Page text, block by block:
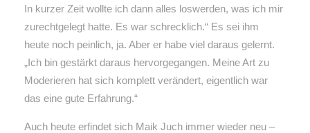
In kurzer Zeit wollte ich dann alles loswerden, was ich mir
zurechtgelegt hatte. Es war schrecklich.“ Es sei ihm
heute noch peinlich, ja. Aber er habe viel daraus gelernt.
„Ich bin gestärkt daraus hervorgegangen. Meine Art zu
Moderieren hat sich komplett verändert, eigentlich war
das eine gute Erfahrung.“
Auch heute erfindet sich Maik Juch immer wieder neu –